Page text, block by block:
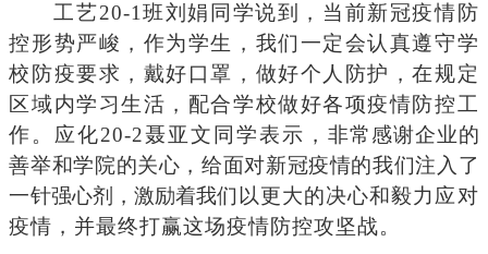
工艺20-1班刘娟同学说到，当前新冠疫情防
控形势严峻，作为学生，我们一定会认真遵守学
校防疫要求，戴好口罩，做好个人防护，在规定
区域内学习生活，配合学校做好各项疫情防控工
作。应化20-2聂亚文同学表示， 非常感谢企业的
善举和学院的关心，给面对新冠疫情的我们注入了
一针强心剂，激励着我们以更大的决心和毅力应对
疫情，并最终打赢这场疫情防控攻坚战。